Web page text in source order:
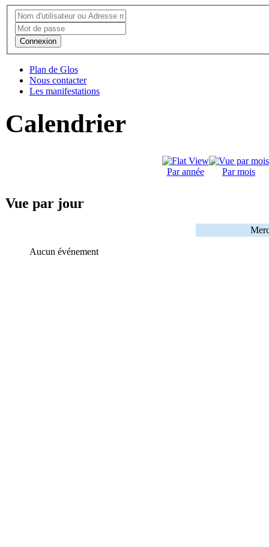
Connexion
Plan de Glos
Nous contacter
Les manifestations
Calendrier
Par année Par mois
Vue par jour
Aucun événement